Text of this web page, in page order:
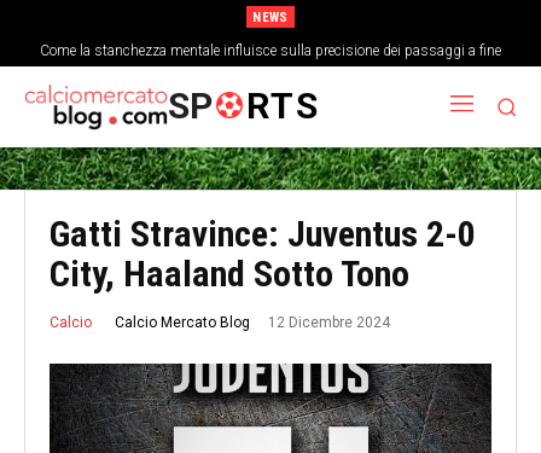
NEWS
Come la stanchezza mentale influisce sulla precisione dei passaggi a fine
partita
SP RTS
Gatti Stravince: Juventus 2-0
City, Haaland Sotto Tono
Calcio Calcio Mercato Blog 12 Dicembre 2024